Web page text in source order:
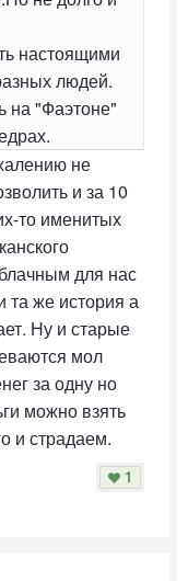
настоящими
людей.
на "Фаэтоне"
не
и за 10
то именитых
для нас
же история а
Ну и старые
мол
за одну но
можно взять
и страдаем.
1